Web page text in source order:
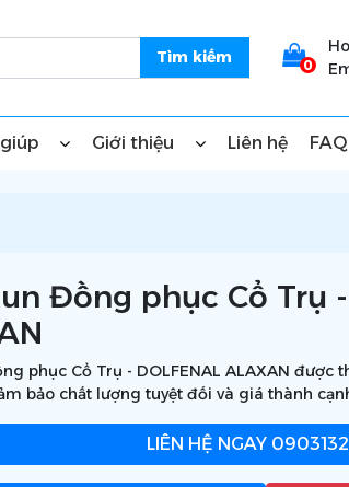
0
Giới thiệu Liên hệ FAQ
Đồng phục Cổ Trụ -
phục Cổ Trụ - DOLFENAL ALAXAN được
bảo chất lượng tuyệt đối và giá thành
LIÊN HỆ NGAY